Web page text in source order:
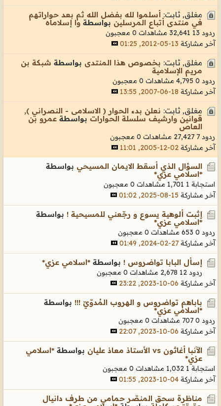
مغلق, ثابت: أسلموا لله بفضل الله ثم بعد حواراتهم
في منتدى أتباع المرسلين بواسطة وا إسلاماه
ردود 13 32,641 مشاهدات
0 معجبون
آخر مشاركة 13-05-2012, 01:25
مغلق, ثابت: بخصوص هذا المنتدى بواسطة شبكة بن
مريم الإسلامية
ردود 0 4,795 مشاهدات
0 معجبون
آخر مشاركة 18-06-2007, 13:55
مغلق, ثابت: نعلن بدء الحوار ( الاسلامى - النصراني ),
قوانين وارشيف سلسلة الحوارات بواسطة عمرو بن
العاص
ردود 7 27,427 مشاهدات
0 معجبون
آخر مشاركة 02-12-2005, 11:01
السؤال الذي أسقط الايمان المسيحي بواسطة
*اسلامي عزي*
استجابة 1 1,701 مشاهدات
0 معجبون
آخر مشاركة 15-08-2025, 01:02
إثبت ألوهية يسوع و رجّعني للمسيحية ! بواسطة
*اسلامي عزي*
ردود 0 653 مشاهدات
0 معجبون
آخر مشاركة 27-02-2024, 01:49
إسأل البابا تواضروس ! بواسطة *اسلامي عزي*
ردود 12 2,678 مشاهدات
0 معجبون
آخر مشاركة 06-10-2023, 23:22
باباهم تواضروس و الهروب المُدوّيّ !!! بواسطة
*اسلامي عزي*
ردود 0 707 مشاهدات
0 معجبون
آخر مشاركة 06-10-2023, 22:07
الآنبا أغاثون vs الأستاذ معاذ عليان بواسطة *اسلامي
عزي*
استجابة 1 1,032 مشاهدات
0 معجبون
آخر مشاركة 04-10-2023, 01:55
مناظرة سحق المنصّر حمامي من طرف دانيال